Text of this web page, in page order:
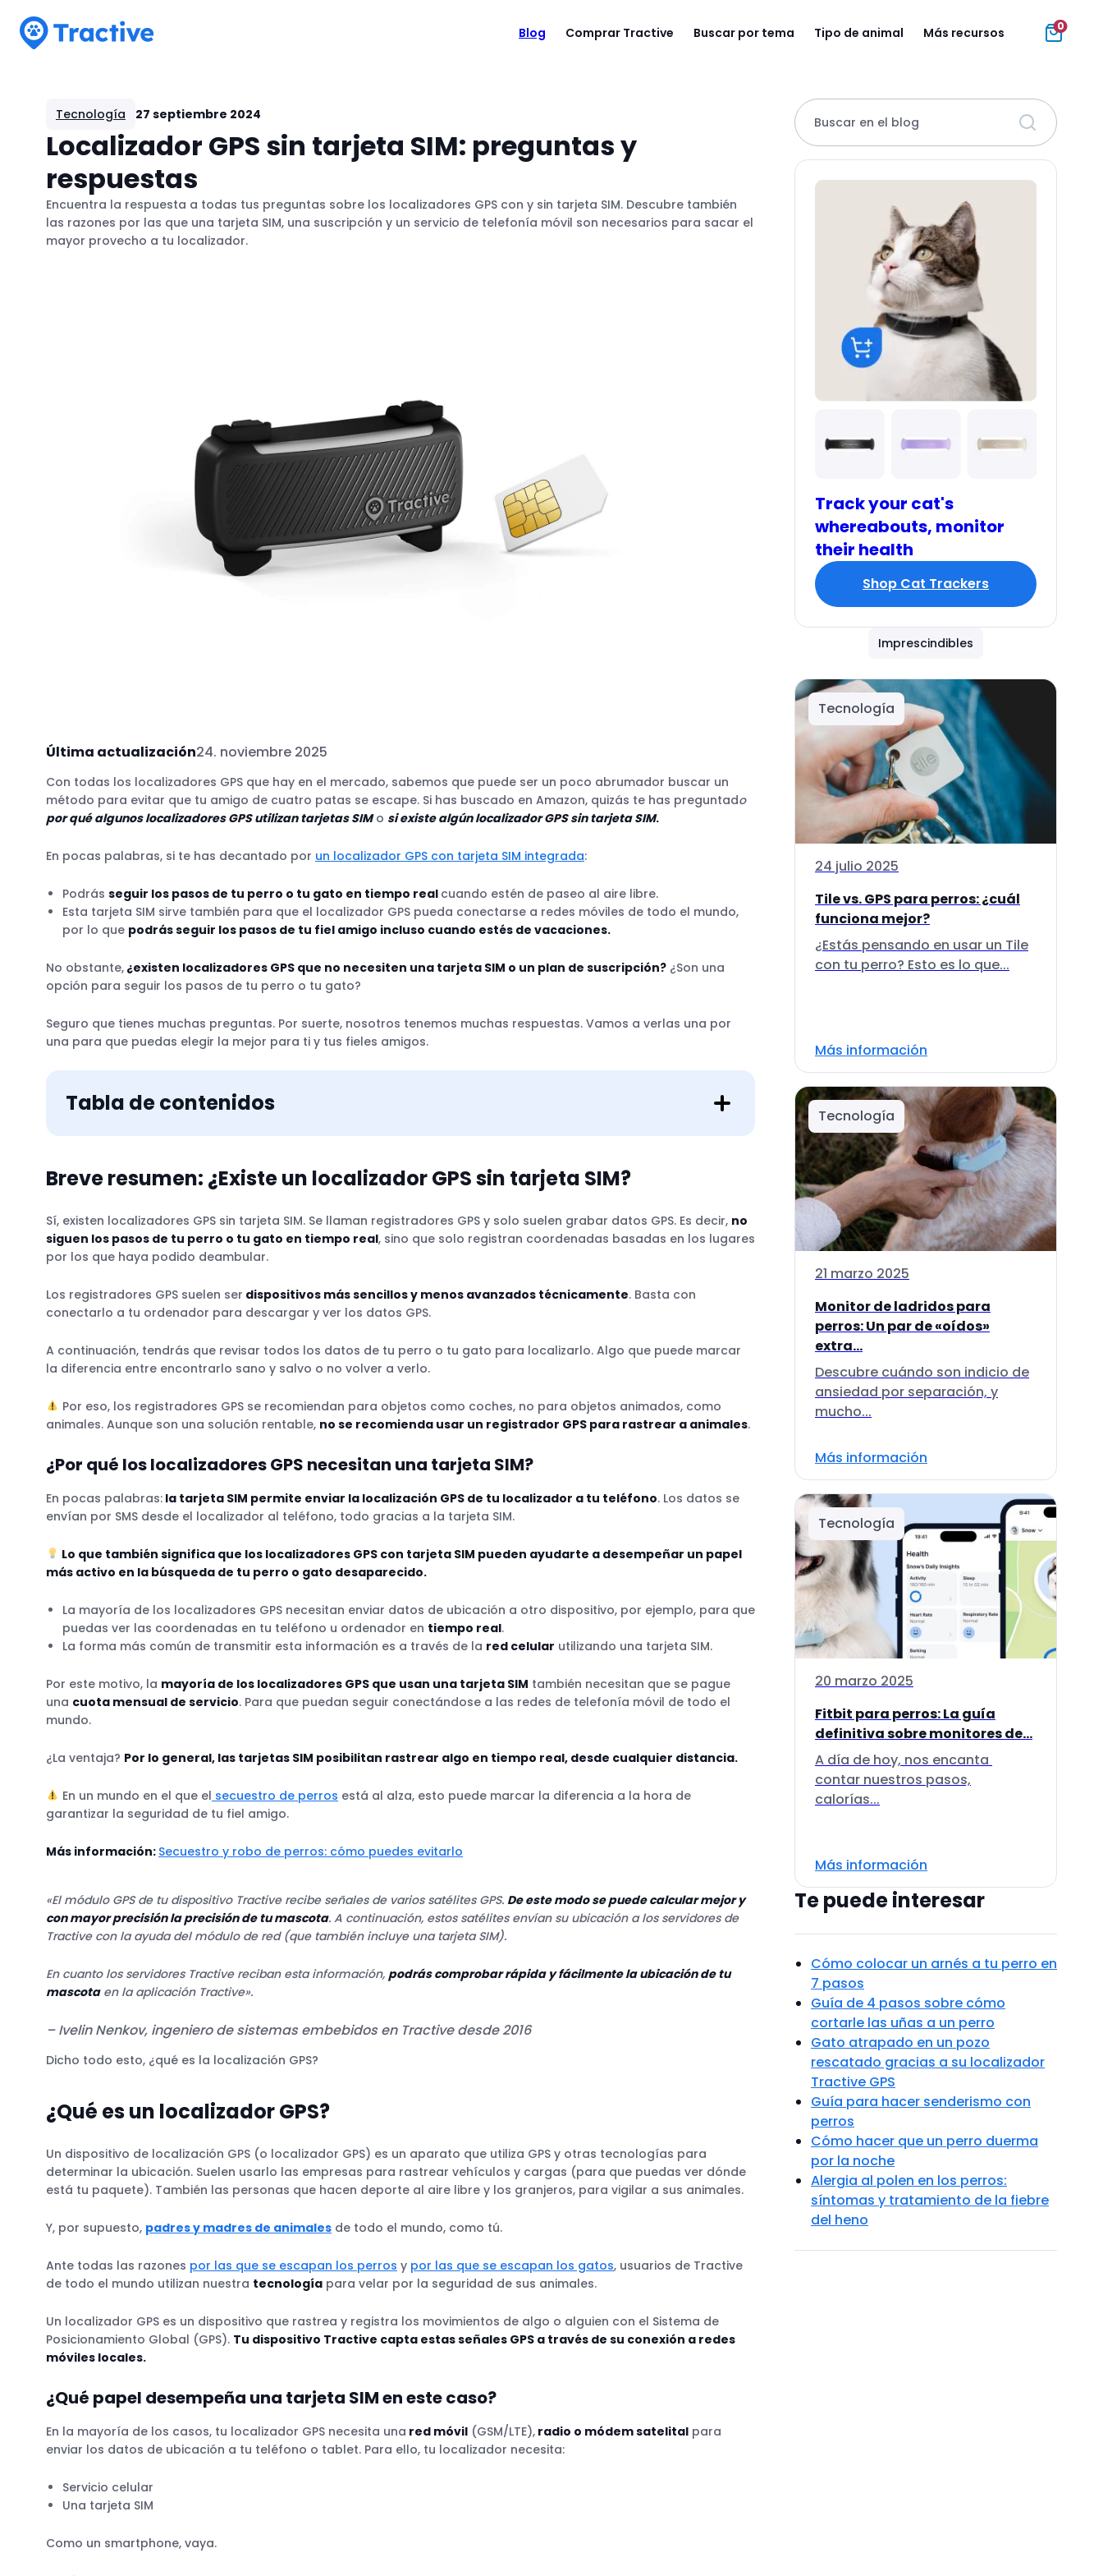
Blog Comprar Tractive Buscar por tema Tipo de animal Más recursos 0
Tecnología 27 septiembre 2024
Localizador GPS sin tarjeta SIM: preguntas y
respuestas
Encuentra la respuesta a todas tus preguntas sobre los localizadores GPS con y sin tarjeta SIM. Descubre también
las razones por las que una tarjeta SIM, una suscripción y un servicio de telefonía móvil son necesarios para sacar el
mayor provecho a tu localizador.
Última actualización24. noviembre 2025
Con todas los localizadores GPS que hay en el mercado, sabemos que puede ser un poco abrumador buscar un
método para evitar que tu amigo de cuatro patas se escape. Si has buscado en Amazon, quizás te has preguntado
por qué algunos localizadores GPS utilizan tarjetas SIMo si existe algún localizador GPS sin tarjeta SIM.
En pocas palabras, si te has decantado por un localizador GPS con tarjeta SIM integrada:
Podrás seguir los pasos de tu perro o tu gato en tiempo real cuando estén de paseo al aire libre.
Esta tarjeta SIM sirve también para que el localizador GPS pueda conectarse a redes móviles de todo el mundo,
por lo que podrás seguir los pasos de tu fiel amigo incluso cuando estés de vacaciones.
No obstante, ¿existen localizadores GPS que no necesiten una tarjeta SIM o un plan de suscripción? ¿Son una
opción para seguir los pasos de tu perro o tu gato?
Seguro que tienes muchas preguntas. Por suerte, nosotros tenemos muchas respuestas. Vamos a verlas una por
una para que puedas elegir la mejor para ti y tus fieles amigos.
Tabla de contenidos
¿Por qué los localizadores GPS necesitan una tarjeta SIM?
¿Qué papel desempeña una tarjeta SIM en este caso?
¿Cuáles son los diferentes tipos de localizadores GPS?
Comparación de localizadores GPS
¿Cómo funcionan los localizadores GPS sin tarjeta SIM?
¿Todos los localizadores GPS necesitan una tarjeta SIM?
Autonomía y durabilidad
Tamaño y peso
Funciones pensadas tanto para animales como para sus humanos
Sigue los pasos de tu fiel amigo desde tu teléfono
Sigue los pasos de tu fiel amigo en tiempo real
El Heatmap y el historial de ubicaciones salvando vidas en todo el mundo
Para una mayor seguridad, invierte en un localizador GPS con tarjeta SIM
Breve resumen: ¿Existe un localizador GPS sin tarjeta SIM?
Sí, existen localizadores GPS sin tarjeta SIM. Se llaman registradores GPS y solo suelen grabar datos GPS. Es decir, no
siguen los pasos de tu perro o tu gato en tiempo real, sino que solo registran coordenadas basadas en los lugares
por los que haya podido deambular.
Los registradores GPS suelen ser dispositivos más sencillos y menos avanzados técnicamente. Basta con
conectarlo a tu ordenador para descargar y ver los datos GPS.
A continuación, tendrás que revisar todos los datos de tu perro o tu gato para localizarlo. Algo que puede marcar
la diferencia entre encontrarlo sano y salvo o no volver a verlo.
Por eso, los registradores GPS se recomiendan para objetos como coches, no para objetos animados, como
animales. Aunque son una solución rentable, no se recomienda usar un registrador GPS para rastrear a animales.
¿Por qué los localizadores GPS necesitan una tarjeta SIM?
En pocas palabras: la tarjeta SIM permite enviar la localización GPS de tu localizador a tu teléfono. Los datos se
envían por SMS desde el localizador al teléfono, todo gracias a la tarjeta SIM.
Lo que también significa que los localizadores GPS con tarjeta SIM pueden ayudarte a desempeñar un papel
más activo en la búsqueda de tu perro o gato desaparecido.
La mayoría de los localizadores GPS necesitan enviar datos de ubicación a otro dispositivo, por ejemplo, para que
puedas ver las coordenadas en tu teléfono u ordenador en tiempo real.
La forma más común de transmitir esta información es a través de la red celular utilizando una tarjeta SIM.
Por este motivo, la mayoría de los localizadores GPS que usan una tarjeta SIM también necesitan que se pague
una cuota mensual de servicio. Para que puedan seguir conectándose a las redes de telefonía móvil de todo el
mundo.
¿La ventaja? Por lo general, las tarjetas SIM posibilitan rastrear algo en tiempo real, desde cualquier distancia.
En un mundo en el que el secuestro de perros está al alza, esto puede marcar la diferencia a la hora de
garantizar la seguridad de tu fiel amigo.
Más información: Secuestro y robo de perros: cómo puedes evitarlo
«El módulo GPS de tu dispositivo Tractive recibe señales de varios satélites GPS. De este modo se puede calcular mejor y
con mayor precisión la precisión de tu mascota. A continuación, estos satélites envían su ubicación a los servidores de
Tractive con la ayuda del módulo de red (que también incluye una tarjeta SIM).
En cuanto los servidores Tractive reciban esta información, podrás comprobar rápida y fácilmente la ubicación de tu
mascotaen la aplicación Tractive».
– Ivelin Nenkov, ingeniero de sistemas embebidos en Tractive desde 2016
Dicho todo esto, ¿qué es la localización GPS?
¿Qué es un localizador GPS?
Un dispositivo de localización GPS (o localizador GPS) es un aparato que utiliza GPS y otras tecnologías para
determinar la ubicación. Suelen usarlo las empresas para rastrear vehículos y cargas (para que puedas ver dónde
está tu paquete). También las personas que hacen deporte al aire libre y los granjeros, para vigilar a sus animales.
Y, por supuesto, padres y madres de animales de todo el mundo, como tú.
Ante todas las razones por las que se escapan los perros y por las que se escapan los gatos, usuarios de Tractive
de todo el mundo utilizan nuestra tecnología para velar por la seguridad de sus animales.
Un localizador GPS es un dispositivo que rastrea y registra los movimientos de algo o alguien con el Sistema de
Posicionamiento Global (GPS). Tu dispositivo Tractive capta estas señales GPS a través de su conexión a redes
móviles locales.
¿Qué papel desempeña una tarjeta SIM en este caso?
En la mayoría de los casos, tu localizador GPS necesita una red móvil (GSM/LTE), radio o módem satelital para
enviar los datos de ubicación a tu teléfono o tablet. Para ello, tu localizador necesita:
Servicio celular
Una tarjeta SIM
Como un smartphone, vaya.
Buscar en el blog
Track your cat's
whereabouts, monitor
their health
Shop Cat Trackers
Imprescindibles
Tecnología
24 julio 2025
Tile vs. GPS para perros: ¿cuál
funciona mejor?
¿Estás pensando en usar un Tile
con tu perro? Esto es lo que...
Más información
Tecnología
21 marzo 2025
Monitor de ladridos para
perros: Un par de «oídos»
extra...
Descubre cuándo son indicio de
ansiedad por separación, y
mucho...
Más información
Tecnología
20 marzo 2025
Fitbit para perros: La guía
definitiva sobre monitores de...
A día de hoy, nos encanta
contar nuestros pasos,
calorías...
Más información
Te puede interesar
Cómo colocar un arnés a tu perro en
7 pasos
Guía de 4 pasos sobre cómo
cortarle las uñas a un perro
Gato atrapado en un pozo
rescatado gracias a su localizador
Tractive GPS
Guía para hacer senderismo con
perros
Cómo hacer que un perro duerma
por la noche
Alergia al polen en los perros:
síntomas y tratamiento de la fiebre
del heno